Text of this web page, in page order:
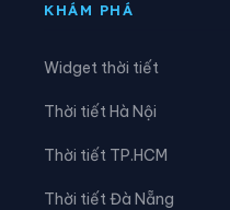
Xã Hoằng Sơn
KHÁM PHÁ
Widget thời tiết
Thời tiết Hà Nội
Thời tiết TP.HCM
Thời tiết Đà Nẵng